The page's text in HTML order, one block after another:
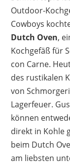
Outdoor-
Cowboys
Dutch Oven,
Kochgefäß für
con Carne.
des rustikalen
von
Lagerfeuer.
können
direkt in Kohle
beim Dutch
am liebsten